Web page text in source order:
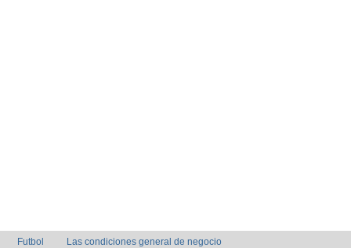
Futbol Las condiciones general de negocio